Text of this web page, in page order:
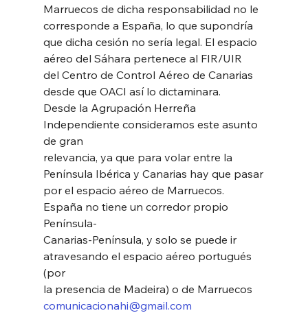
Marruecos de dicha responsabilidad no le
corresponde a España, lo que supondría
que dicha cesión no sería legal. El espacio
aéreo del Sáhara pertenece al FIR/UIR
del Centro de Control Aéreo de Canarias
desde que OACI así lo dictaminara.
Desde la Agrupación Herreña
Independiente consideramos este asunto
de gran
relevancia, ya que para volar entre la
Península Ibérica y Canarias hay que pasar
por el espacio aéreo de Marruecos.
España no tiene un corredor propio
Península-
Canarias-Península, y solo se puede ir
atravesando el espacio aéreo portugués
(por
la presencia de Madeira) o de Marruecos
comunicacionahi@gmail.com